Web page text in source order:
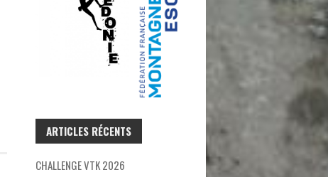
ARTICLES RÉCENTS
CHALLENGE VTK 2026